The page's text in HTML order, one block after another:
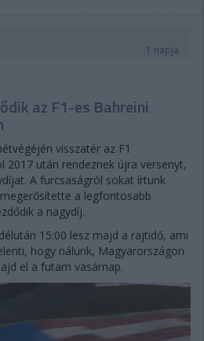
1 napja
az F1-es Bahreini
visszatér az F1
2017 után rendeznek újra versenyt,
A furcsaságról sokat írtunk
a legfontosabb
a nagydíj.
15:00 lesz majd a rajtidő, ami
hogy nálunk, Magyarországon
el a futam vasárnap.